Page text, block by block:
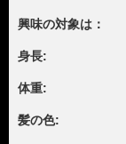
興味の対象は：
身長:
体重:
髪の色: